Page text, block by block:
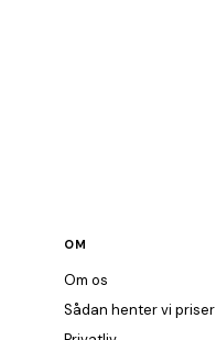
OM
Om os
Sådan henter vi priser